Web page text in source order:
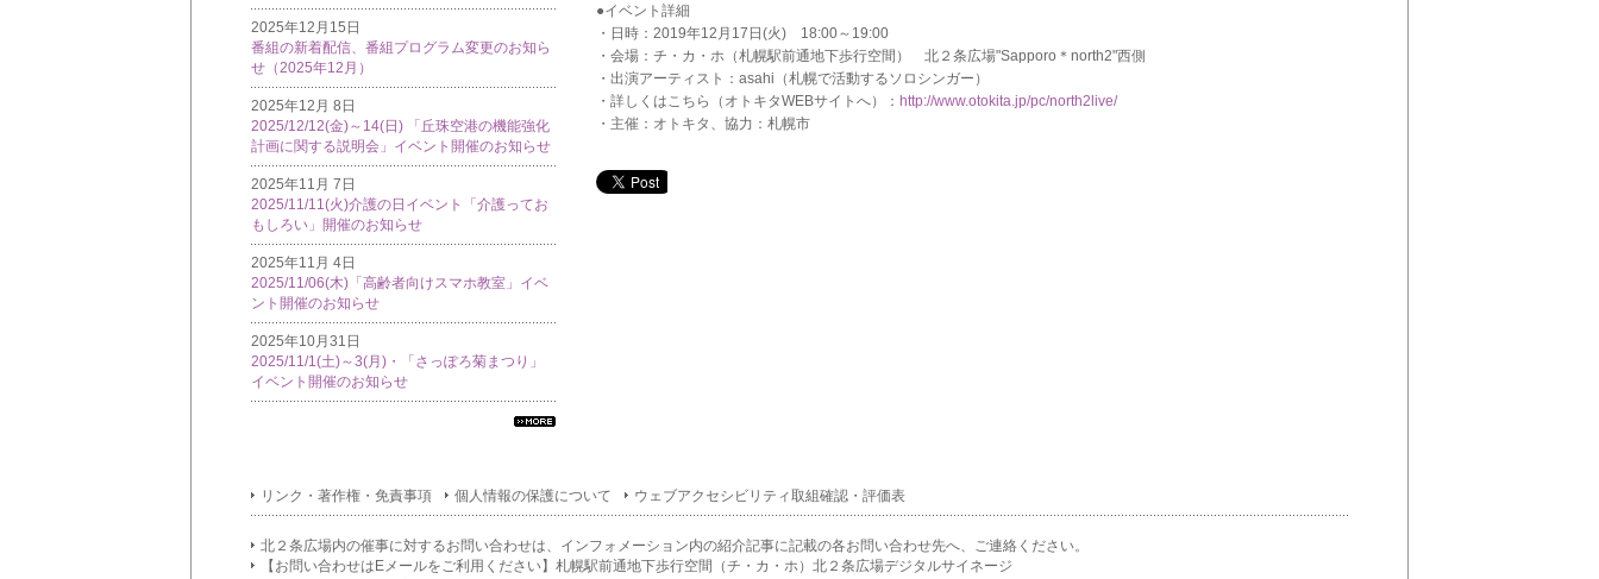
2025年12月15日
番組の新着配信、番組プログラム変更のお知ら
せ（2025年12月）
2025年12月 8日
2025/12/12(金)～14(日) 「丘珠空港の機能強化
計画に関する説明会」イベント開催のお知らせ
2025年11月 7日
2025/11/11(火)介護の日イベント「介護ってお
もしろい」開催のお知らせ
2025年11月 4日
2025/11/06(木)「高齢者向けスマホ教室」イベ
ント開催のお知らせ
2025年10月31日
2025/11/1(土)～3(月)・「さっぽろ菊まつり」
イベント開催のお知らせ
フォ
メー
ショ
ン一
●イベント詳細
・日時：2019年12月17日(火) 18:00～19:00
・会場：チ・カ・ホ（札幌駅前通地下歩行空間） 北２条広場"Sapporo＊north2"西側
・出演アーティスト：asahi（札幌で活動するソロシンガー）
・詳しくはこちら（オトキタWEBサイトへ）： http://www.otokita.jp/pc/north2live/
・主催：オトキタ、協力：札幌市
リンク・著作権・免責事項 個人情報の保護について ウェブアクセシビリティ取組確認・評価表
北２条広場内の催事に対するお問い合わせは、インフォメーション内の紹介記事に記載の各お問い合わせ先へ、ご連絡ください。
【お問い合わせはEメールをご利用ください】札幌駅前通地下歩行空間（チ・カ・ホ）北２条広場デジタルサイネージ